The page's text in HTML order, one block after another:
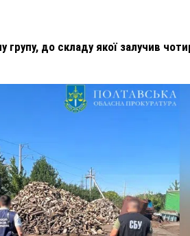
до складу якої залучив